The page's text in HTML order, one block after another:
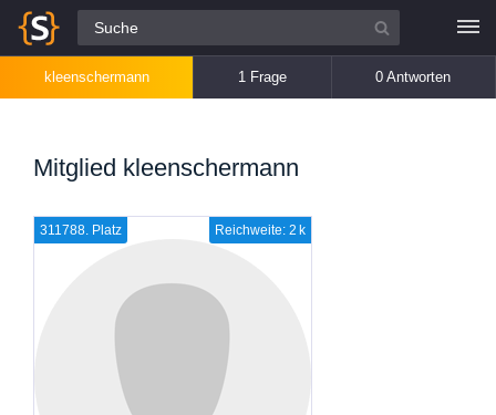
Alle Fragen
kleenschermann 1 Frage 0 Antworten
Mitglied kleenschermann
Reichweite: 2 k
311788. Platz